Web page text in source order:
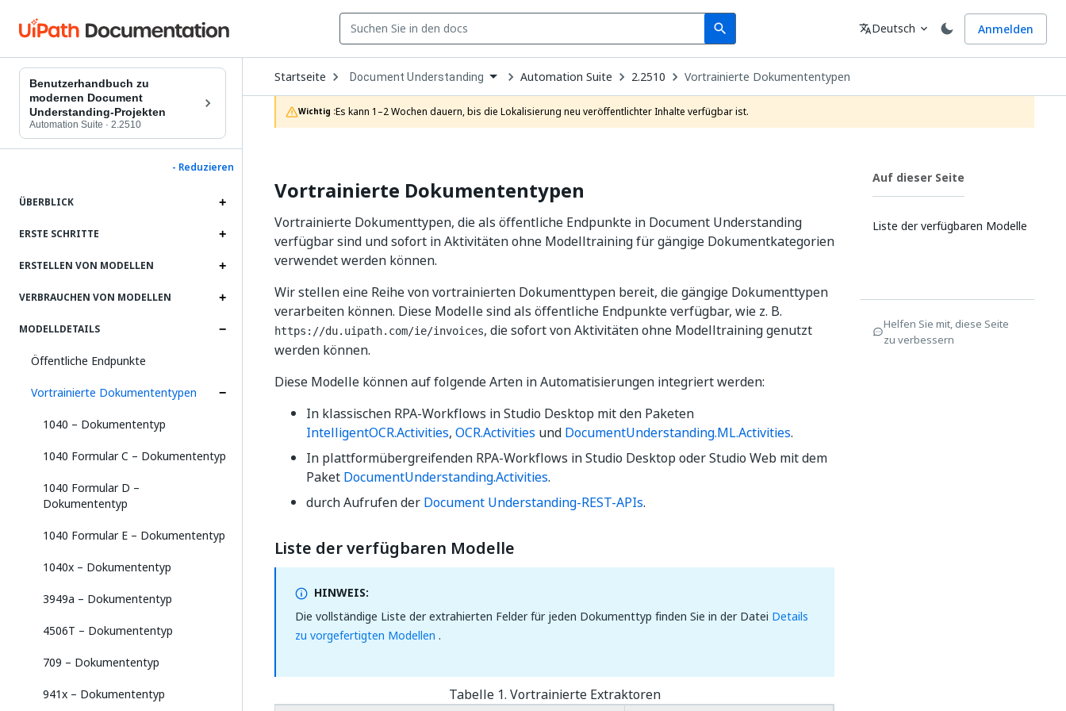
search
Search Sprache
translateDeutsch expand_more Anmelden
Benutzerhandbuch zu
modernen Document
Understanding-Projekten
Automation Suite · 2.2510
- Reduzieren
ÜBERBLICK
ERSTE SCHRITTE
ERSTELLEN VON MODELLEN
VERBRAUCHEN VON MODELLEN
MODELLDETAILS
Öffentliche Endpunkte
Vortrainierte Dokumententypen
1040 – Dokumententyp
1040 Formular C – Dokumententyp
1040 Formular D –
Dokumententyp
1040 Formular E – Dokumententyp
1040x – Dokumententyp
3949a – Dokumententyp
4506T – Dokumententyp
709 – Dokumententyp
941x – Dokumententyp
Startseite Open
Dropdown
to
choose
product
Document Understanding Automation Suite 2.2510 Vortrainierte Dokumententypen
Wichtig :Es kann 1–2 Wochen dauern, bis die Lokalisierung neu veröffentlichter Inhalte verfügbar ist.
Vortrainierte Dokumententypen
Vortrainierte Dokumenttypen, die als öffentliche Endpunkte in Document Understanding
verfügbar sind und sofort in Aktivitäten ohne Modelltraining für gängige Dokumentkategorien
verwendet werden können.
Wir stellen eine Reihe von vortrainierten Dokumenttypen bereit, die gängige Dokumenttypen
verarbeiten können. Diese Modelle sind als öffentliche Endpunkte verfügbar, wie z. B.
https://du.uipath.com/ie/invoices, die sofort von Aktivitäten ohne Modelltraining genutzt
werden können.
Diese Modelle können auf folgende Arten in Automatisierungen integriert werden:
In klassischen RPA-Workflows in Studio Desktop mit den Paketen
IntelligentOCR.Activities, OCR.Activities und DocumentUnderstanding.ML.Activities.
In plattformübergreifenden RPA-Workflows in Studio Desktop oder Studio Web mit dem
Paket DocumentUnderstanding.Activities.
durch Aufrufen der Document Understanding-REST-APIs.
Liste der verfügbaren Modelle
HINWEIS:
Die vollständige Liste der extrahierten Felder für jeden Dokumenttyp finden Sie in der Datei Details
zu vorgefertigten Modellen .
Tabelle 1. Vortrainierte Extraktoren
Auf dieser Seite
Liste der verfügbaren Modelle
Helfen Sie mit, diese Seite
zu verbessern